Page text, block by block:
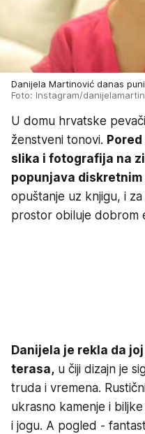
Danijela Martinović danas
Foto: Instagram/
U domu hrvatske
ženstveni tonovi.
slika i fotografija na
popunjava diskretnim
opuštanje uz knjigu, i
prostor obiluje dobrom
Danijela je rekla da
terasa, u čiji dizajn je
truda i vremena.
ukrasno kamenje i
i jogu. A pogled -